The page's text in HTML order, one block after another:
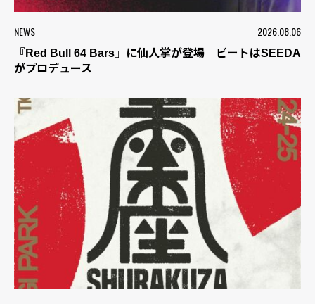
NEWS 2026.08.06
『Red Bull 64 Bars』に仙人掌が登場 ビートはSEEDA
がプロデュース